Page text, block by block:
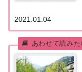
2021.01.04